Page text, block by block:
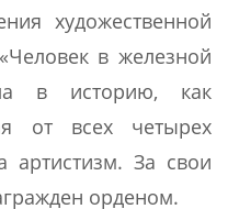
художественной
в железной
в историю, как
от всех четырех
артистизм. За свои
орденом.